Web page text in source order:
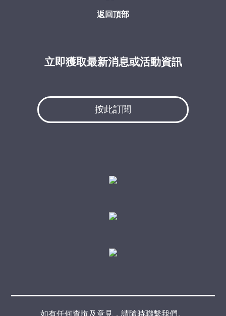
返回頂部
立即獲取最新消息或活動資訊
按此訂閱